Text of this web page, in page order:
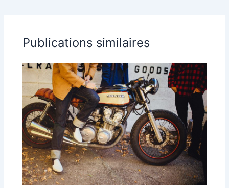
Publications similaires